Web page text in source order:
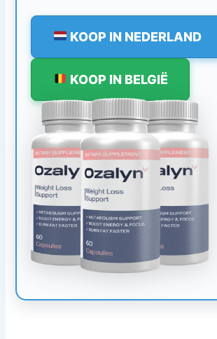
KOOP IN NEDERLAND
KOOP IN BELGIË